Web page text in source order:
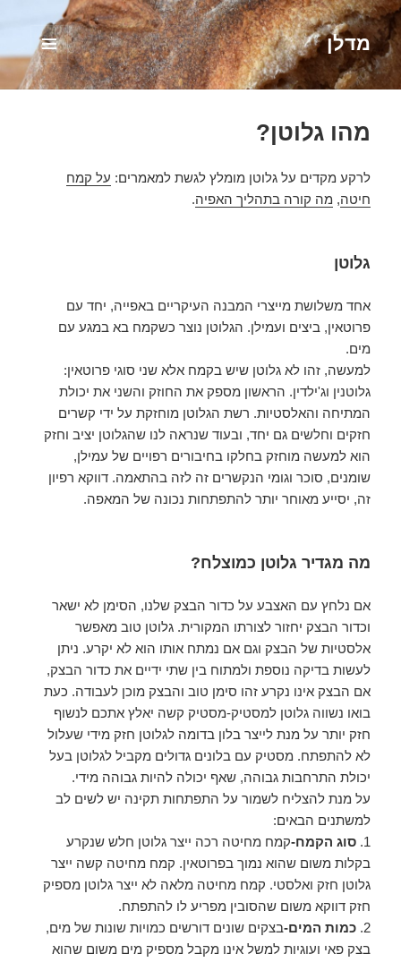
מדלן
תפריטים
ווידג'טים
מהו גלוטן?
לרקע מקדים על גלוטן מומלץ לגשת למאמרים: על קמח
חיטה, מה קורה בתהליך האפיה.
גלוטן
אחד משלושת מייצרי המבנה העיקריים באפייה, יחד עם
פרוטאין, ביצים ועמילן. הגלוטן נוצר כשקמח בא במגע עם
מים.
למעשה, זהו לא גלוטן שיש בקמח אלא שני סוגי פרוטאין:
גלוטנין וג'ילדין. הראשון מספק את החוזק והשני את יכולת
המתיחה והאלסטיות. רשת הגלוטן מוחזקת על ידי קשרים
חזקים וחלשים גם יחד, ובעוד שנראה לנו שהגלוטן יציב וחזק
הוא למעשה מוחזק בחלקו בחיבורים רפויים של עמילן,
שומנים, סוכר וגומי הנקשרים זה לזה בהתאמה. דווקא רפיון
זה, יסייע מאוחר יותר להתפתחות נכונה של המאפה.
מה מגדיר גלוטן כמוצלח?
אם נלחץ עם האצבע על כדור הבצק שלנו, הסימן לא ישאר
וכדור הבצק יחזור לצורתו המקורית. גלוטן טוב מאפשר
אלסטיות של הבצק וגם אם נמתח אותו הוא לא יקרע. ניתן
לעשות בדיקה נוספת ולמתוח בין שתי ידיים את כדור הבצק,
אם הבצק אינו נקרע זהו סימן טוב והבצק מוכן לעבודה. כעת
בואו נשווה גלוטן למסטיק-מסטיק קשה יאלץ אתכם לנשוף
חזק יותר על מנת לייצר בלון בדומה לגלוטן חזק מידי שעלול
לא להתפתח. מסטיק עם בלונים גדולים מקביל לגלוטן בעל
יכולת התרחבות גבוהה, שאף יכולה להיות גבוהה מידי.
על מנת להצליח לשמור על התפתחות תקינה יש לשים לב
למשתנים הבאים:
1. סוג הקמח-קמח מחיטה רכה ייצר גלוטן חלש שנקרע
בקלות משום שהוא נמוך בפרוטאין. קמח מחיטה קשה ייצר
גלוטן חזק ואלסטי. קמח מחיטה מלאה לא ייצר גלוטן מספיק
חזק דווקא משום שהסובין מפריע לו להתפתח.
2. כמות המים-בצקים שונים דורשים כמויות שונות של מים,
בצק פאי ועוגיות למשל אינו מקבל מספיק מים משום שהוא